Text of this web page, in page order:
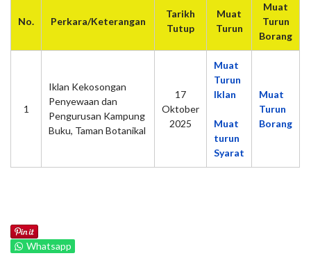
No. Perkara/Keterangan
Tarikh
Tutup
Muat
Turun
Muat
Turun
Borang
1
Iklan Kekosongan
Penyewaan dan
Pengurusan Kampung
Buku, Taman Botanikal
17
Oktober
2025
Muat
Turun
Iklan
Muat
turun
Syarat
Muat
Turun
Borang
Whatsapp